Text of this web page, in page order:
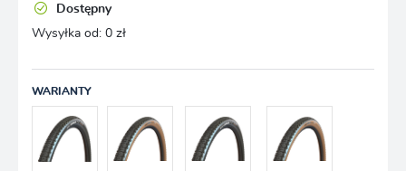
Dostępny
Wysyłka od: 0 zł
WARIANTY